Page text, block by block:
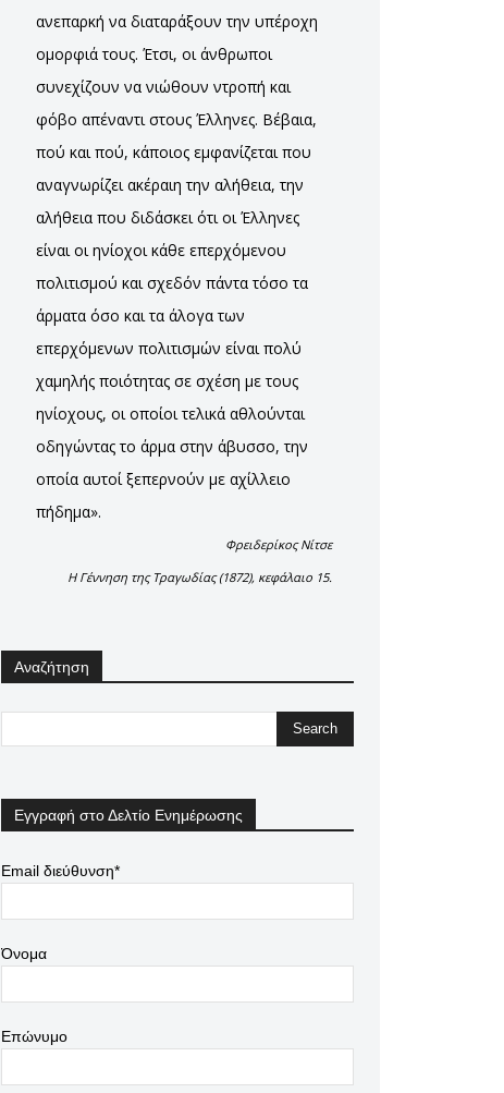
ανεπαρκή να διαταράξουν την υπέροχη
ομορφιά τους. Έτσι, οι άνθρωποι
συνεχίζουν να νιώθουν ντροπή και
φόβο απέναντι στους Έλληνες. Βέβαια,
πού και πού, κάποιος εμφανίζεται που
αναγνωρίζει ακέραιη την αλήθεια, την
αλήθεια που διδάσκει ότι οι Έλληνες
είναι οι ηνίοχοι κάθε επερχόμενου
πολιτισμού και σχεδόν πάντα τόσο τα
άρματα όσο και τα άλογα των
επερχόμενων πολιτισμών είναι πολύ
χαμηλής ποιότητας σε σχέση με τους
ηνίοχους, οι οποίοι τελικά αθλούνται
οδηγώντας το άρμα στην άβυσσο, την
οποία αυτοί ξεπερνούν με αχίλλειο
πήδημα».
Φρειδερίκος Νίτσε
Η Γέννηση της Τραγωδίας (1872), κεφάλαιο 15.
Αναζήτηση
Εγγραφή στο Δελτίο Ενημέρωσης
Email διεύθυνση*
Όνομα
Επώνυμο